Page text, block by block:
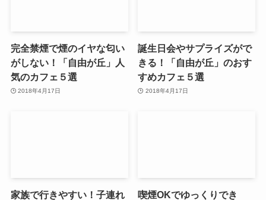
完全禁煙で煙のイヤな匂い
がしない！「自由が丘」人
気のカフェ５選
2018年4月17日
誕生日会やサプライズがで
きる！「自由が丘」のおす
すめカフェ５選
2018年4月17日
家族で行きやすい！子連れ
喫煙OKでゆっくりでき